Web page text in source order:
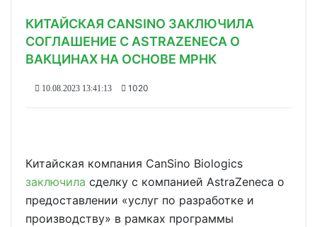
КИТАЙСКАЯ CANSINO ЗАКЛЮЧИЛА
СОГЛАШЕНИЕ С ASTRAZENECA О
ВАКЦИНАХ НА ОСНОВЕ МРНК
10.08.2023 13:41:13 1020
Китайская компания CanSino Biologics
заключила сделку с компанией AstraZeneca о
предоставлении «услуг по разработке и
производству» в рамках программы